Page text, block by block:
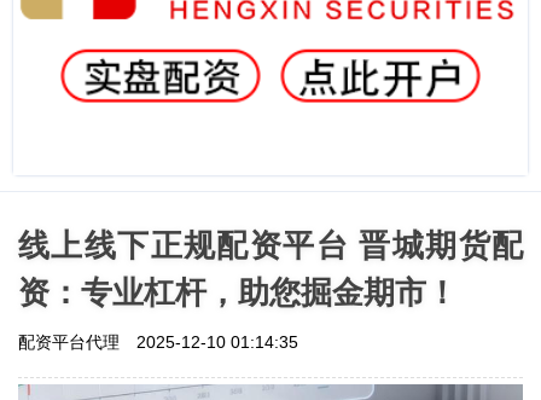
线上线下正规配资平台 晋城期货配
资：专业杠杆，助您掘金期市！
配资平台代理 2025-12-10 01:14:35